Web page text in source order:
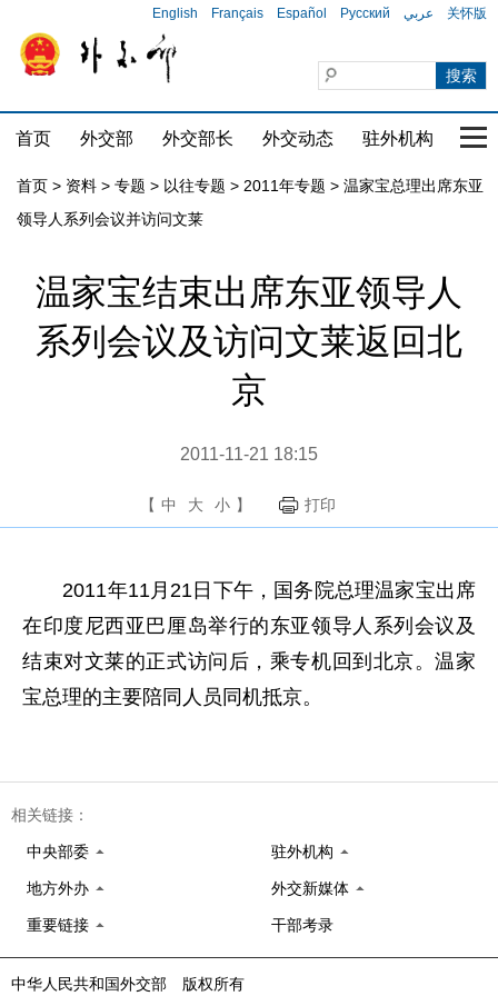
English Français Español Русский عربي 关怀版
首页 外交部 外交部长 外交动态 驻外机构 国
首页 > 资料 > 专题 > 以往专题 > 2011年专题 > 温家宝总理出席东亚
领导人系列会议并访问文莱
温家宝结束出席东亚领导人
系列会议及访问文莱返回北
京
2011-11-21 18:15
【 中 大 小 】 打印
2011年11月21日下午，国务院总理温家宝出席
在印度尼西亚巴厘岛举行的东亚领导人系列会议及
结束对文莱的正式访问后，乘专机回到北京。温家
宝总理的主要陪同人员同机抵京。
相关链接：
中央部委 驻外机构
地方外办 外交新媒体
重要链接 干部考录
中华人民共和国外交部 版权所有